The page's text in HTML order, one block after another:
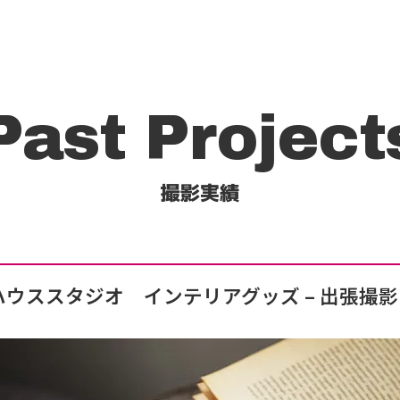
撮影実績
ウススタジオ インテリアグッズ – 出張撮